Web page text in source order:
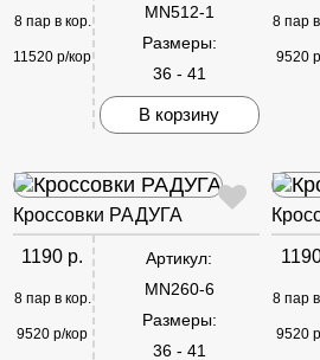
8 пар в кор.
11520 р/кор
MN512-1
Размеры:
36 - 41
В корзину
8 пар в
9520
Кроссовки РАДУГА
1190 р.
8 пар в кор.
9520 р/кор
Артикул:
MN260-6
Размеры:
36 - 41
8 пар
9520